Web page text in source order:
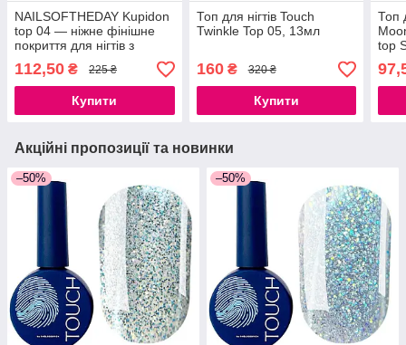
NAILSOFTHEDAY Kupidon
top 04 — ніжне фінішне
покриття для нігтів з
голографічними
сердечками, без липкого
шару, 10 мл
112,50 ₴ 225 ₴
Купити
Топ для нігтів Touch
Twinkle Top 05, 13мл
160₴ 320 ₴
Купити
Топ
top
Акційні пропозиції та новинки
–50% –50%